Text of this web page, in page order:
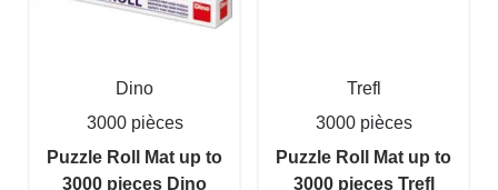
Dino
3000 pièces
Puzzle Roll Mat up to
3000 pieces Dino
Trefl
3000 pièces
Puzzle Roll Mat up to
3000 pieces Trefl